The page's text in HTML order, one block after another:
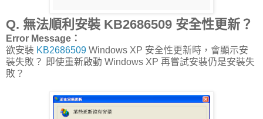
Q. 無法順利安裝 KB2686509 安全性更新？
Error Message：
欲安裝 KB2686509 Windows XP 安全性更新時，會顯示安
裝失敗？ 即使重新啟動 Windows XP 再嘗試安裝仍是安裝失
敗？